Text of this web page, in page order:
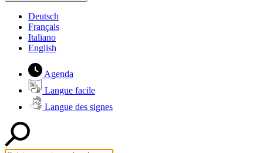
Deutsch
Français
Italiano
English
Agenda
Langue facile
Langue des signes